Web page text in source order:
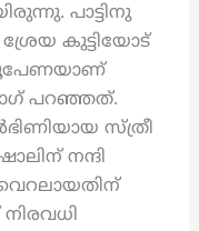
പാട്ടിനു
കുട്ടിയോട്
പറഞ്ഞത്.
സ്ത്രീ
നന്ദി
നിരവധി